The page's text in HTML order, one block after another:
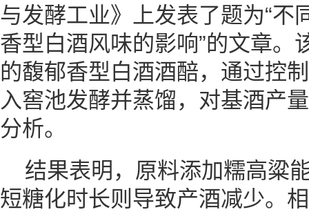
与发酵工业》上发表了题为“不
香型白酒风味的影响”的文章。
的馥郁香型白酒酒醅，通过控
入窖池发酵并蒸馏，对基酒产
分析。
结果表明，原料添加糯高粱
短糖化时长则导致产酒减少。